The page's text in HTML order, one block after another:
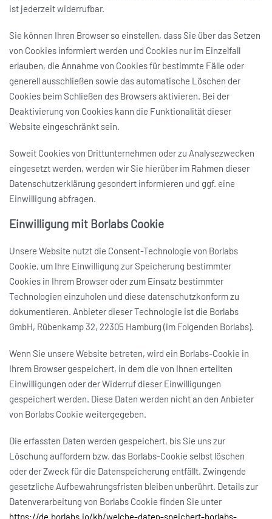
ist jederzeit widerrufbar.
Sie können Ihren Browser so einstellen, dass Sie über das Setzen
von Cookies informiert werden und Cookies nur im Einzelfall
erlauben, die Annahme von Cookies für bestimmte Fälle oder
generell ausschließen sowie das automatische Löschen der
Cookies beim Schließen des Browsers aktivieren. Bei der
Deaktivierung von Cookies kann die Funktionalität dieser
Website eingeschränkt sein.
Soweit Cookies von Drittunternehmen oder zu Analysezwecken
eingesetzt werden, werden wir Sie hierüber im Rahmen dieser
Datenschutzerklärung gesondert informieren und ggf. eine
Einwilligung abfragen.
Einwilligung mit Borlabs Cookie
Unsere Website nutzt die Consent-Technologie von Borlabs
Cookie, um Ihre Einwilligung zur Speicherung bestimmter
Cookies in Ihrem Browser oder zum Einsatz bestimmter
Technologien einzuholen und diese datenschutzkonform zu
dokumentieren. Anbieter dieser Technologie ist die Borlabs
GmbH, Rübenkamp 32, 22305 Hamburg (im Folgenden Borlabs).
Wenn Sie unsere Website betreten, wird ein Borlabs-Cookie in
Ihrem Browser gespeichert, in dem die von Ihnen erteilten
Einwilligungen oder der Widerruf dieser Einwilligungen
gespeichert werden. Diese Daten werden nicht an den Anbieter
von Borlabs Cookie weitergegeben.
Die erfassten Daten werden gespeichert, bis Sie uns zur
Löschung auffordern bzw. das Borlabs-Cookie selbst löschen
oder der Zweck für die Datenspeicherung entfällt. Zwingende
gesetzliche Aufbewahrungsfristen bleiben unberührt. Details zur
Datenverarbeitung von Borlabs Cookie finden Sie unter
https://de.borlabs.io/kb/welche-daten-speichert-borlabs-